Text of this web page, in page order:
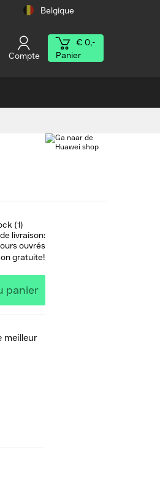
Belgique
Compte
€ 0,-
Panier
(1)
livraison:
ouvrés
gratuite!
panier
meilleur